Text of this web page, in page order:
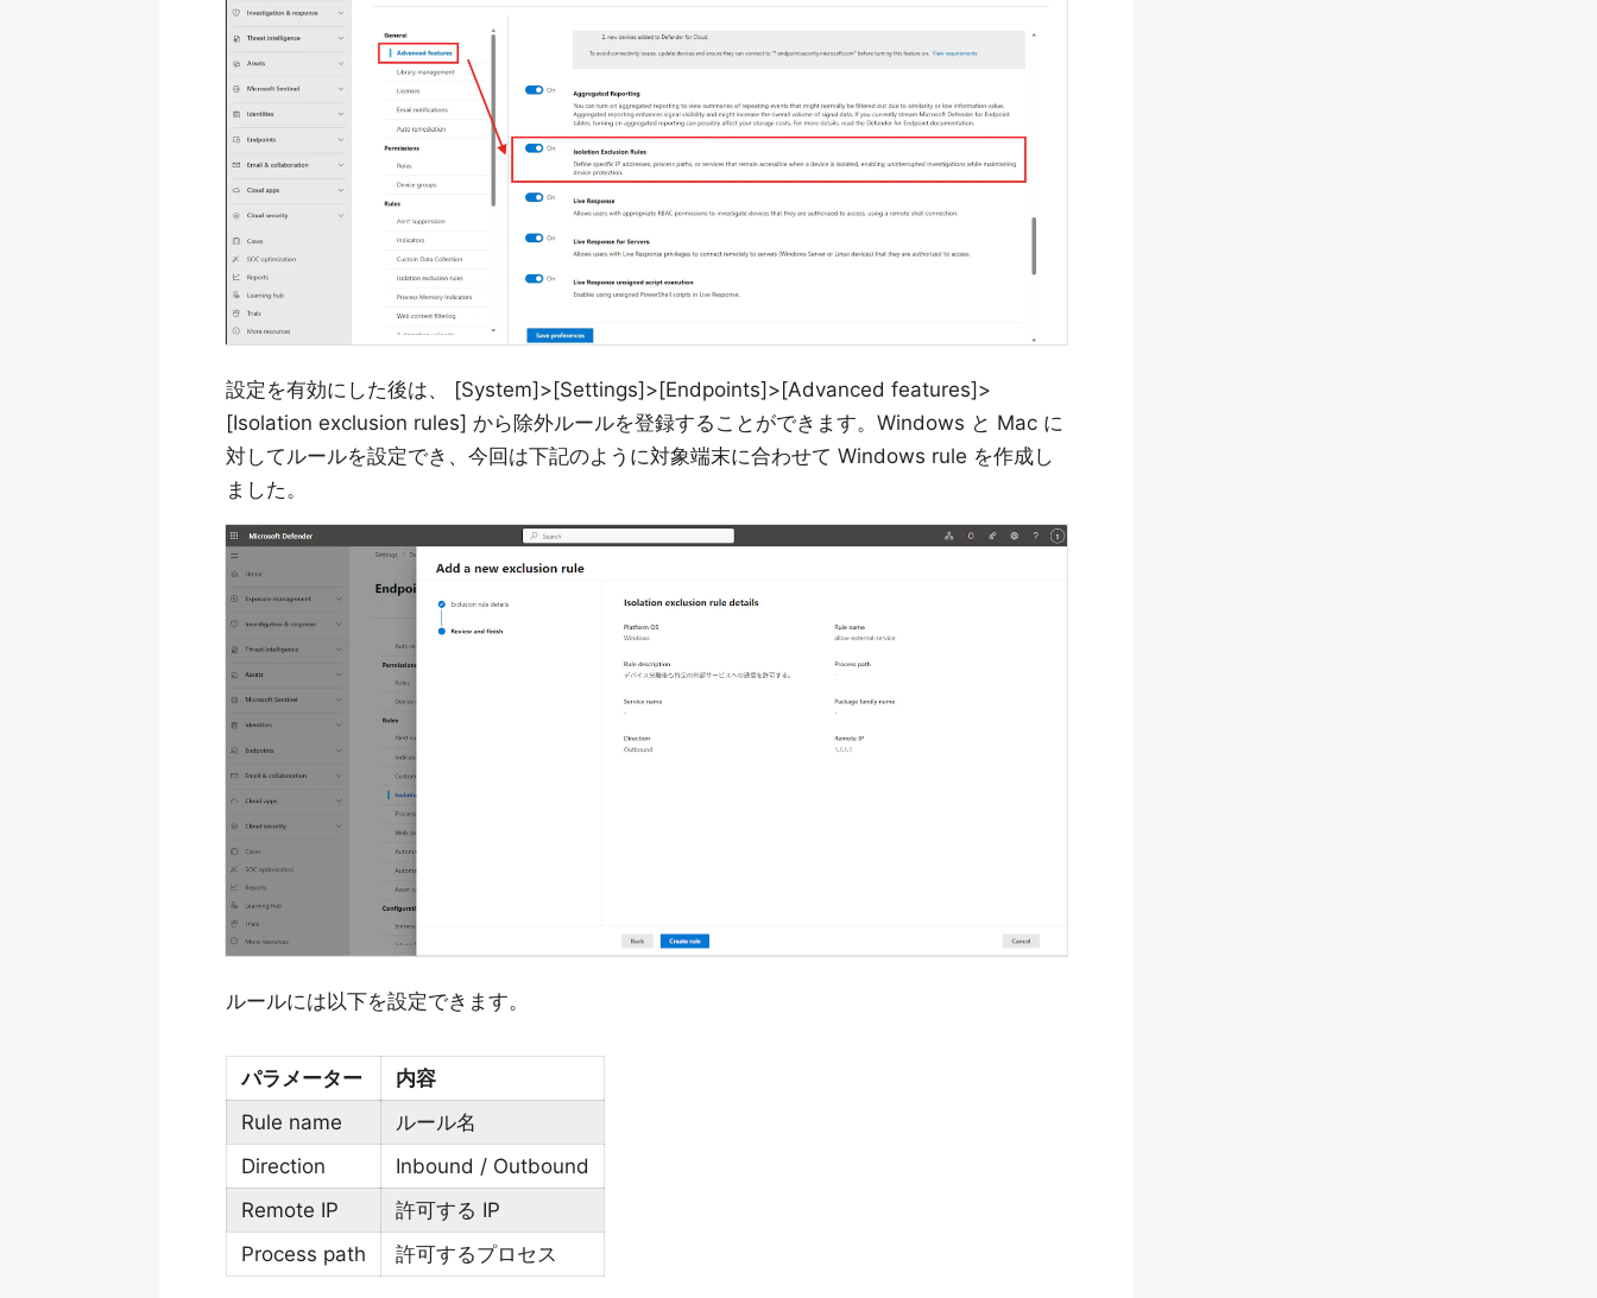
設定を有効にした後は、 [System]>[Settings]>[Endpoints]>[Advanced features]>
[Isolation exclusion rules] から除外ルールを登録することができます。Windows と Mac に
対してルールを設定でき、今回は下記のように対象端末に合わせて Windows rule を作成し
ました。
ルールには以下を設定できます。
パラメーター
内容
Rule name
ルール名
Direction
Inbound / Outbound
Remote IP
許可する IP
Process path
許可するプロセス